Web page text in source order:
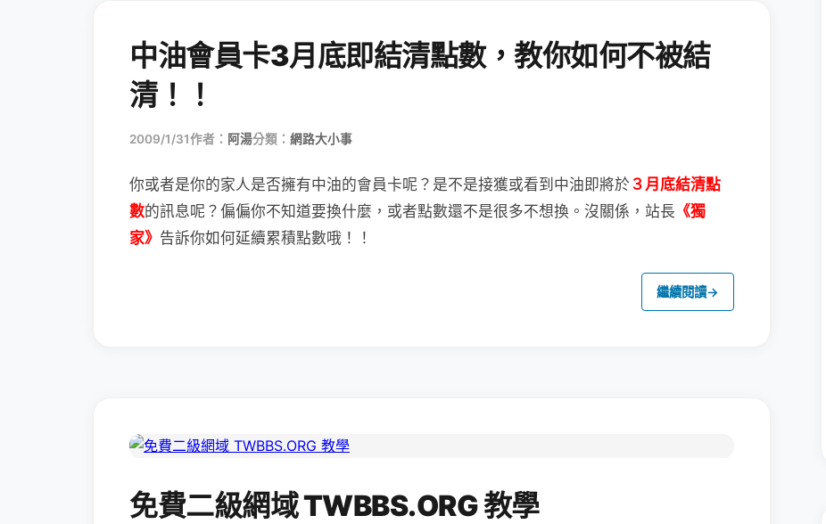
中油會員卡3月底即結清點數，教你如何不被結
清！！
2009/1/31作者： 阿湯分類： 網路大小事
你或者是你的家人是否擁有中油的會員卡呢？ 是不是接獲或看到中油即將於 ３月底結清點
數的訊息呢？ 偏偏你不知道要換什麼，或者點數還不是很多不想換。 沒關係，站長 《獨
家》 告訴你如何延續累積點數哦！！
繼續閱讀→
免費二級網域 TWBBS.ORG 教學